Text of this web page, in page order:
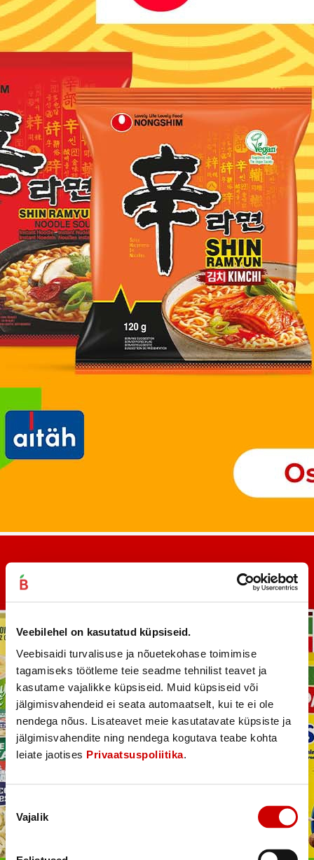
Veebilehel on kasutatud küpsiseid.
Veebisaidi turvalisuse ja nõuetekohase toimimise
tagamiseks töötleme teie seadme tehnilist teavet ja
kasutame vajalikke küpsiseid. Muid küpsiseid või
jälgimisvahendeid ei seata automaatselt, kui te ei ole
nendega nõus. Lisateavet meie kasutatavate küpsiste ja
jälgimisvahendite ning nendega kogutava teabe kohta
leiate jaotises Privaatsuspoliitika.
Nõusoleku
valikVajalik